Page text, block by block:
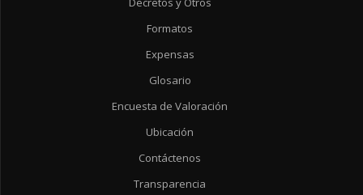
Formatos
Expensas
Glosario
Encuesta de Valoración
Ubicación
Contáctenos
Transparencia